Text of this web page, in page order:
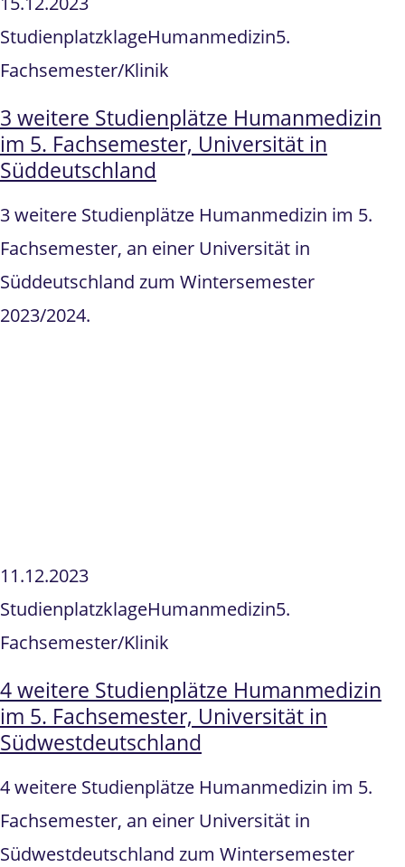
StudienplatzklageHumanmedizin5.
Fachsemester/Klinik
3 weitere Studienplätze Humanmedizin
im 5. Fachsemester, Universität in
Süddeutschland
3 weitere Studienplätze Humanmedizin im 5.
Fachsemester, an einer Universität in
Süddeutschland zum Wintersemester
2023/2024.
11.12.2023
StudienplatzklageHumanmedizin5.
Fachsemester/Klinik
4 weitere Studienplätze Humanmedizin
im 5. Fachsemester, Universität in
Südwestdeutschland
4 weitere Studienplätze Humanmedizin im 5.
Fachsemester, an einer Universität in
Südwestdeutschland zum Wintersemester